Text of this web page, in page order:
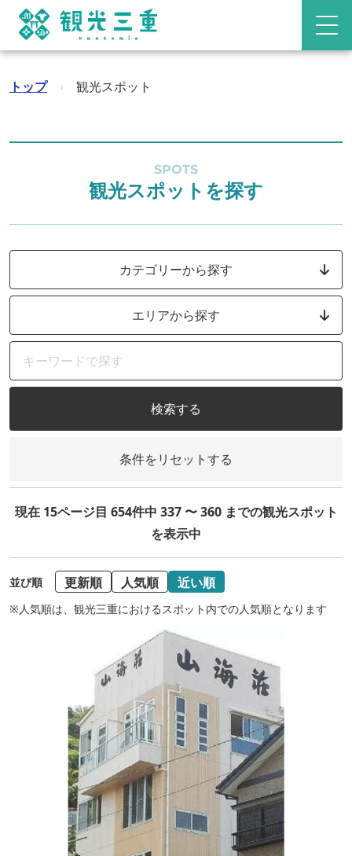
トップ › 観光スポット
SPOTS
観光スポットを探す
カテゴリーから探す
エリアから探す
検索する
条件をリセットする
現在 15ページ目 654件中 337 〜 360 までの観光スポット
を表示中
並び順 更新順 人気順 近い順
※人気順は、観光三重におけるスポット内での人気順となります